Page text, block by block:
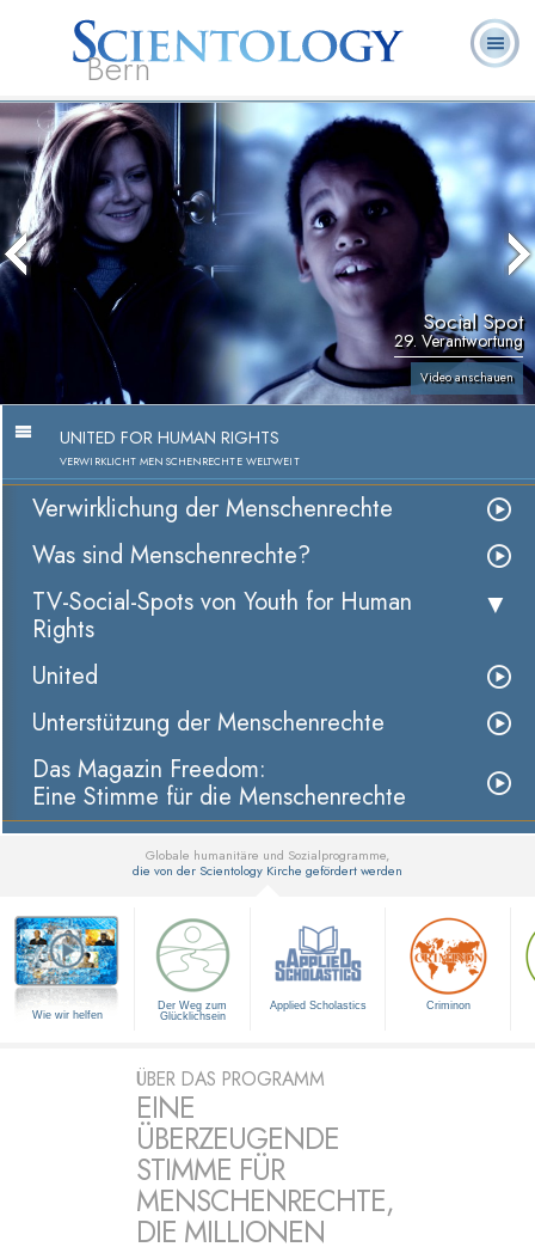
Bern
L. Ron
Hubbard
Was ist
Scientology?
Ehrenamtliche
Häufig gestellte
Fragen
Social Spot
29. Verantwortung
Video anschauen
UNITED FOR HUMAN RIGHTS
VERWIRKLICHT MENSCHENRECHTE WELTWEIT
Verwirklichung der Menschenrechte
Was sind Menschenrechte?
TV-Social-Spots von Youth for Human
Rights
United
Unterstützung der Menschenrechte
Das Magazin Freedom:
Eine Stimme für die Menschenrechte
Globale humanitäre und Sozialprogramme,
die von der Scientology Kirche gefördert werden
Wie wir helfen
Der Weg zum
Glücklichsein
Applied Scholastics Criminon
ÜBER DAS PROGRAMM
EINE
ÜBERZEUGENDE
STIMME FÜR
MENSCHENRECHTE,
DIE MILLIONEN